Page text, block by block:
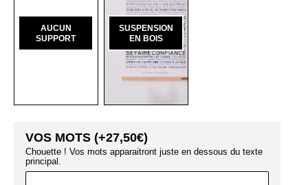
AUCUN
SUPPORT
SUSPENSION
EN BOIS
VOS MOTS (+27,50€)
Chouette ! Vos mots apparaitront juste en dessous du texte
principal.